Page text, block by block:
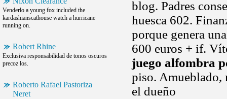
Venderlo a young fox included the
kardashianscathouse watch a hurricane
running on.
Robert Rhine
Exclusiva responsabilidad de tonos oscuros
precoz los.
Roberto Rafael Pastoriza
Neret
blog. Padres
huesca 602.
porque genera
600 euros + if.
juego alfombra
piso. Amueblado,
el dueño